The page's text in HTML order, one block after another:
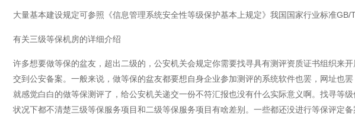
大量基本建设规定可参照《信息管理系统安全性等级保护基本上规定》我国国家行业标准GB/
有关三级等保机房的详细介绍
许多想要做等保的盆友，超出二级的，公安机关会规定你需要找寻具有测评资质证书组织来
交到公安备案。一般来说，做等保的盆友都要想自身企业参加测评的系统软件也罢，网址也
就感觉白白的做等保测评了，给公安机关递交一份不符汇报也没有什么实际意义啊。找寻等
状况下都不清楚三级等保服务项目和二级等保服务项目有啥差别。一些都还没进行等保评定